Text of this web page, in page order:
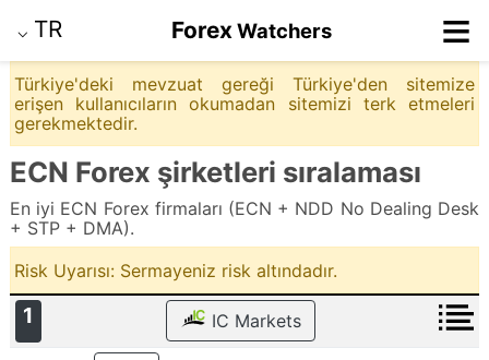
⌵ TR ForexWatchers ≡
Türkiye'deki mevzuat gereği Türkiye'den sitemize
erişen kullanıcıların okumadan sitemizi terk etmeleri
gerekmektedir.
ECN Forex şirketleri sıralaması
En iyi ECN Forex firmaları (ECN + NDD No Dealing Desk
+ STP + DMA).
Risk Uyarısı: Sermayeniz risk altındadır.
1 IC Markets